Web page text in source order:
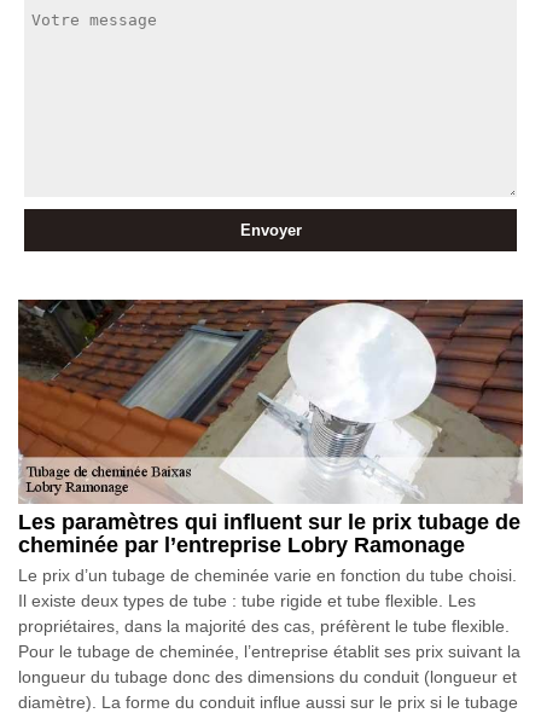
Les paramètres qui influent sur le prix tubage de
cheminée par l’entreprise Lobry Ramonage
Le prix d’un tubage de cheminée varie en fonction du tube choisi.
Il existe deux types de tube : tube rigide et tube flexible. Les
propriétaires, dans la majorité des cas, préfèrent le tube flexible.
Pour le tubage de cheminée, l’entreprise établit ses prix suivant la
longueur du tubage donc des dimensions du conduit (longueur et
diamètre). La forme du conduit influe aussi sur le prix si le tubage